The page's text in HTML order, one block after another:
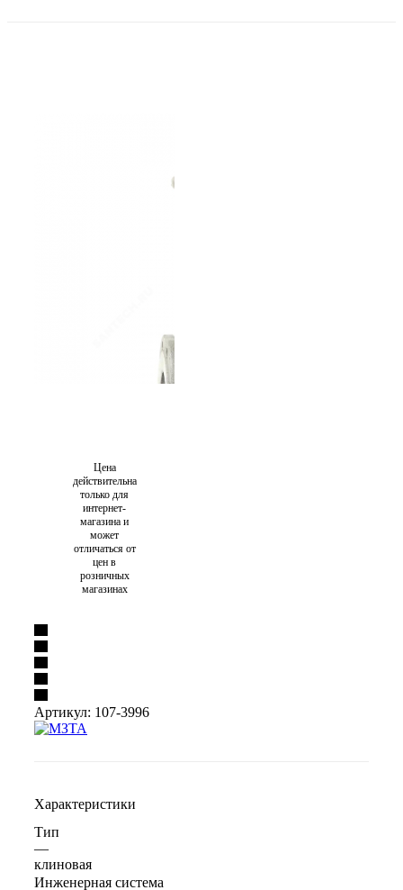
Цена
действительна
только для
интернет-
магазина и
может
отличаться от
цен в
розничных
магазинах
Артикул: 107-3996
Характеристики
Тип
—
клиновая
Инженерная система